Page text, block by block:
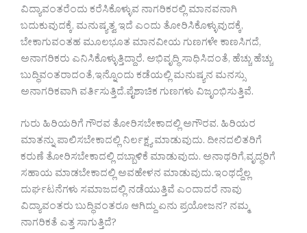
ವಿದ್ಯಾವಂತರೆಂದು ಕರೆಸಿಕೊಳ್ಳುವ ನಾಗರಿಕರಲ್ಲಿ ಮಾನವನಾಗಿ
ಬದುಕುವುದಕ್ಕೆ, ಮನುಷ್ಯತ್ವ ಇದೆ ಎಂದು ತೋರಿಸಿಕೊಳ್ಳುವುದಕ್ಕೆ,
ಬೇಕಾಗುವಂತಹ ಮೂಲಭೂತ ಮಾನವೀಯ ಗುಣಗಳೇ ಕಾಣಸಿಗದೆ,
ಅನಾಗರಿಕರು ಎನಿಸಿಕೊಳ್ಳುತ್ತಿದ್ದಾರೆ. ಅಭಿವೃದ್ಧಿ ಸಾಧಿಸಿದಂತೆ, ಹೆಚ್ಚು ಹೆಚ್ಚು
ಬುದ್ಧಿವಂತರಾದಂತೆ,ಇನ್ನೊಂದು ಕಡೆಯಲ್ಲಿ ಮನುಷ್ಯನ ಮನಸ್ಸು
ಅನಾಗರಿಕವಾಗಿ ವರ್ತಿಸುತ್ತಿದೆ.ಪೈಶಾಚಿಕ ಗುಣಗಳು ವಿಜೃಂಭಿಸುತ್ತಿವೆ.
ಗುರು ಹಿರಿಯರಿಗೆ ಗೌರವ ತೋರಿಸಬೇಕಾದಲ್ಲಿ ಅಗೌರವ. ಹಿರಿಯರ
ಮಾತನ್ನು ಪಾಲಿಸಬೇಕಾದಲ್ಲಿ ನಿರ್ಲಕ್ಷ್ಯ ಮಾಡುವುದು. ದೀನದಲಿತರಿಗೆ
ಕರುಣೆ ತೋರಿಸಬೇಕಾದಲ್ಲಿ ದಬ್ಬಾಳಿಕೆ ಮಾಡುವುದು. ಅನಾಥರಿಗೆ,ವೃದ್ಧರಿಗೆ
ಸಹಾಯ ಮಾಡಬೇಕಾದಲ್ಲಿ ಅವಹೇಳನ ಮಾಡುವುದು.ಇಂಥದ್ದೆಲ್ಲ
ದುರ್ಘಟನೆಗಳು ಸಮಾಜದಲ್ಲಿ ನಡೆಯುತ್ತಿವೆ ಎಂದಾದರೆ ನಾವು
ವಿದ್ಯಾವಂತರು ಬುದ್ಧಿವಂತರೂ ಆಗಿದ್ದು ಏನು ಪ್ರಯೋಜನ? ನಮ್ಮ
ನಾಗರಿಕತೆ ಎತ್ತ ಸಾಗುತ್ತಿದೆ?